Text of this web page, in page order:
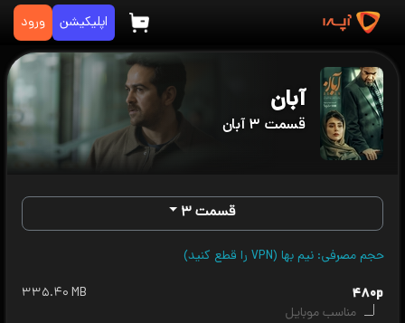
اپلیکیشن ورود
آبان
قسمت ۳ آبان
قسمت ۳
حجم مصرفی: نیم بها (VPN را قطع کنید)
۴۸۰p
مناسب موبایل
۳۳۵.۴۰ MB